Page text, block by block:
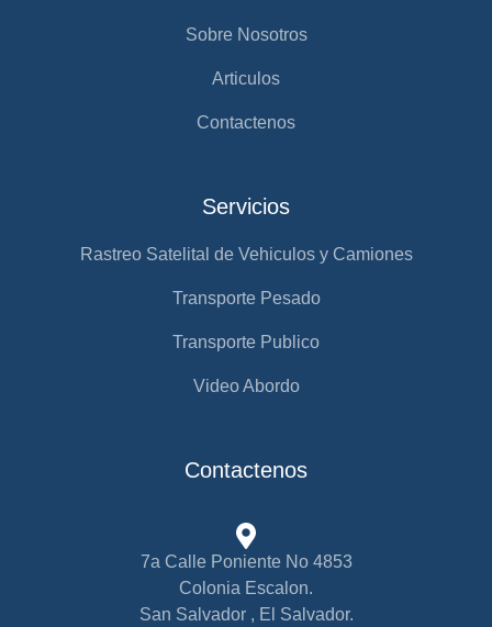
Sobre Nosotros
Articulos
Contactenos
Servicios
Rastreo Satelital de Vehiculos y Camiones
Transporte Pesado
Transporte Publico
Video Abordo
Contactenos
7a Calle Poniente No 4853
Colonia Escalon.
San Salvador , El Salvador.